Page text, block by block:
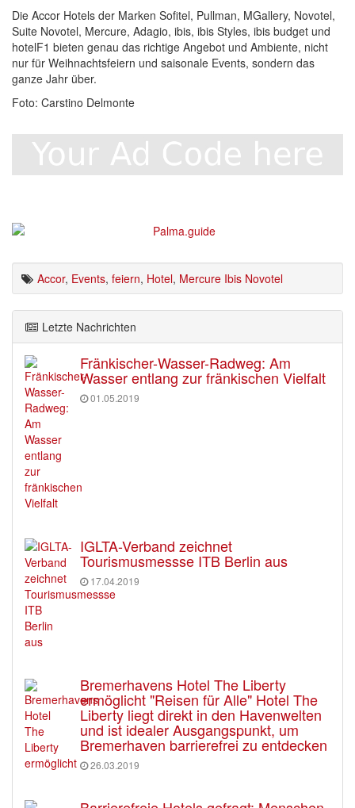
Die Accor Hotels der Marken Sofitel, Pullman, MGallery, Novotel,
Suite Novotel, Mercure, Adagio, ibis, ibis Styles, ibis budget und
hotelF1 bieten genau das richtige Angebot und Ambiente, nicht
nur für Weihnachtsfeiern und saisonale Events, sondern das
ganze Jahr über.
Foto: Carstino Delmonte
Accor, Events, feiern, Hotel, Mercure Ibis Novotel
Letzte Nachrichten
Fränkischer-Wasser-Radweg: Am
Wasser entlang zur fränkischen Vielfalt
01.05.2019
IGLTA-Verband zeichnet
Tourismusmessse ITB Berlin aus
17.04.2019
Bremerhavens Hotel The Liberty
ermöglicht "Reisen für Alle" Hotel The
Liberty liegt direkt in den Havenwelten
und ist idealer Ausgangspunkt, um
Bremerhaven barrierefrei zu entdecken
26.03.2019